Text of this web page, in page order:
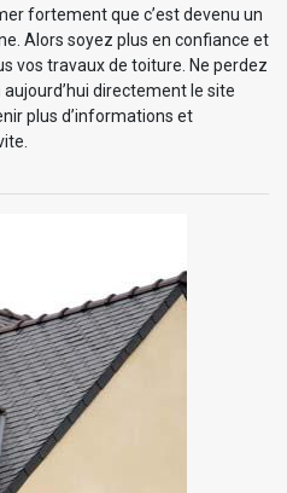
fortement que c’est devenu un
Alors soyez plus en confiance et
vos travaux de toiture. Ne perdez
directement le site
plus d’informations et